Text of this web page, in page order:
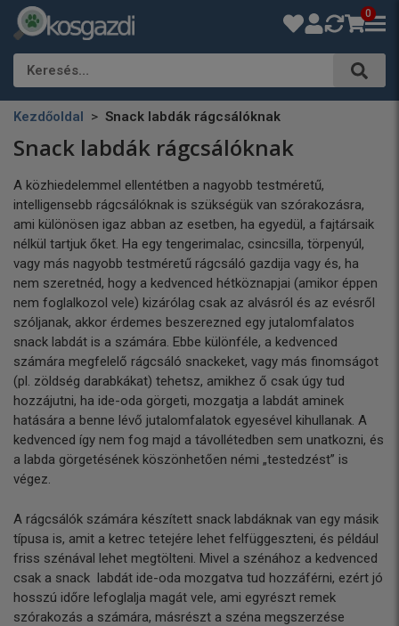
0
Keresés…
Kezdőoldal Snack labdák rágcsálóknak
Snack labdák rágcsálóknak
A közhiedelemmel ellentétben a nagyobb testméretű,
intelligensebb rágcsálóknak is szükségük van szórakozásra,
ami különösen igaz abban az esetben, ha egyedül, a fajtársaik
nélkül tartjuk őket. Ha egy tengerimalac, csincsilla, törpenyúl,
vagy más nagyobb testméretű rágcsáló gazdija vagy és, ha
nem szeretnéd, hogy a kedvenced hétköznapjai (amikor éppen
nem foglalkozol vele) kizárólag csak az alvásról és az evésről
szóljanak, akkor érdemes beszerezned egy jutalomfalatos
snack labdát is a számára. Ebbe különféle, a kedvenced
számára megfelelő rágcsáló snackeket, vagy más finomságot
(pl. zöldség darabkákat) tehetsz, amikhez ő csak úgy tud
hozzájutni, ha ide-oda görgeti, mozgatja a labdát aminek
hatására a benne lévő jutalomfalatok egyesével kihullanak. A
kedvenced így nem fog majd a távollétedben sem unatkozni, és
a labda görgetésének köszönhetően némi „testedzést” is
végez.
A rágcsálók számára készített snack labdáknak van egy másik
típusa is, amit a ketrec tetejére lehet felfüggeszteni, és például
friss szénával lehet megtölteni. Mivel a szénához a kedvenced
csak a snack labdát ide-oda mozgatva tud hozzáférni, ezért jó
hosszú időre lefoglalja magát vele, ami egyrészt remek
szórakozás a számára, másrészt a széna megszerzése